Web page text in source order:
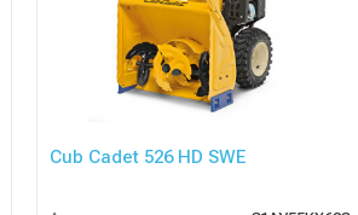
Cub Cadet 526 HD SWE